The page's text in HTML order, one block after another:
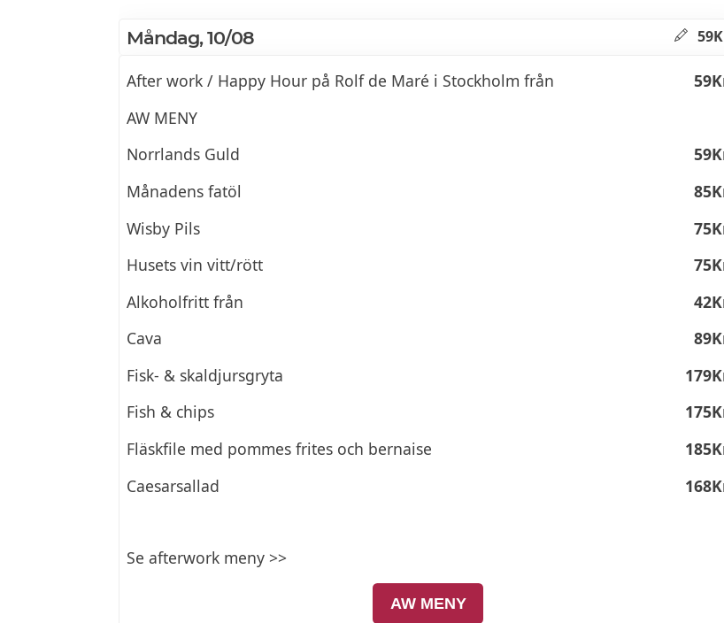
Måndag, 10/08
After work / Happy Hour på Rolf de Maré i Stockholm från
AW MENY
Norrlands Guld
Månadens fatöl
Wisby Pils
Husets vin vitt/rött
Alkoholfritt från
Cava
Fisk- & skaldjursgryta
Fish & chips
Fläskfile med pommes frites och bernaise
Caesarsallad
Se afterwork meny >>
AW MENY